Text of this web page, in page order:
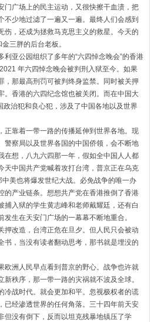
门广场上的民主运动， 又很快擦干血渍，把
少地过滤了一遍又一遍。 最终人们会感到
伤， 还成为拯救马克思主义的救星。今天的
三胖的后台老板。
利亚公园组织了多年的“六四悼念晚会”的香港
年六四悼念晚会被判刑入狱至今。如果
， 那最高刑罚可被判终身监禁。同时被关押
香港的六四纪念馆也被关闭。 而在中国大
治犯和良心犯， 涉及了中国各地以及世界
正靠着一带一路的传播延伸到世界各地。 现
警察局以及世界各国的中国侨领，会不断地
想，八九六四那一年， 假如全中国人人都
天中国共产党喊着攻打台湾， 普京正在乌克
中美也将爆发世纪大战。必免战争的唯一办
产业链条。 想想共产党在香港推倒了香港
捕入狱的学生黄志峰和老师戴耀廷， 还有白
发生在天安门广场的一幕幕不断地重合。
押改造， 台湾正危在旦夕。但人民只会被动
书，当没有读者翻动思考， 那书就是埋没的
欧洲人民早点看到普京的野心。战争也许就
新秩序， 那一带一路的灾祸就不波及全球。
冷战时代。就会更加和平。忽视极权者的谎
已经渗透世界的任何角落。三十四年前天安
但没有倒下， 反而以坦克残暴地镇压了学